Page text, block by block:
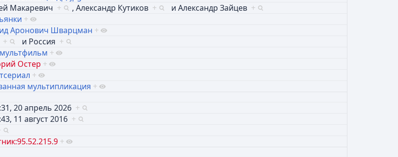
Макаревич + ,Александр Кутиков + иАлександр Зайцев +
+
Аронович Шварцман +
+ и Россия +
+
Остер +
+
мультипликация +
20 апрель 2026 +
11 август 2016 +
+